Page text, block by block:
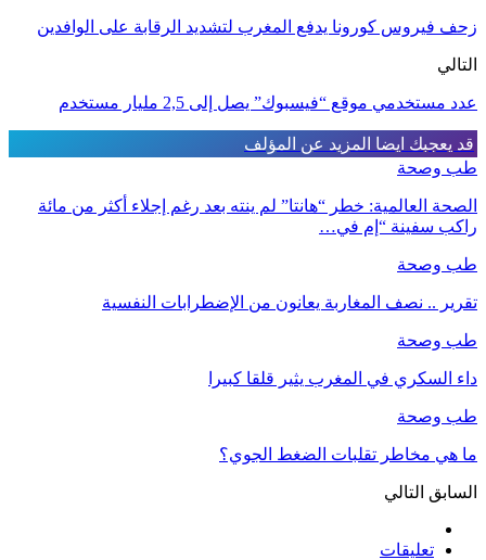
زحف فيروس كورونا يدفع المغرب لتشديد الرقابة على الوافدين
التالي
عدد مستخدمي موقع “فيسبوك” يصل إلى 2,5 مليار مستخدم
قد يعجبك ايضا المزيد عن المؤلف
طب وصحة
الصحة العالمية: خطر “هانتا” لم ينته بعد رغم إجلاء أكثر من مائة
راكب سفينة “إم في…
طب وصحة
تقرير .. نصف المغاربة يعانون من الإضطرابات النفسية
طب وصحة
داء السكري في المغرب يثير قلقا كبيرا
طب وصحة
ما هي مخاطر تقلبات الضغط الجوي؟
السابق التالي
تعليقات